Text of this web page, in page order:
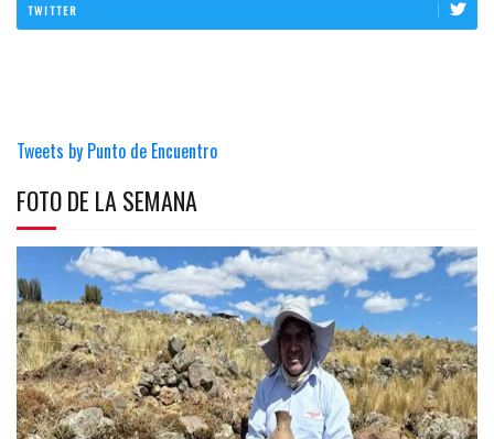
TWITTER
Tweets by Punto de Encuentro
FOTO DE LA SEMANA